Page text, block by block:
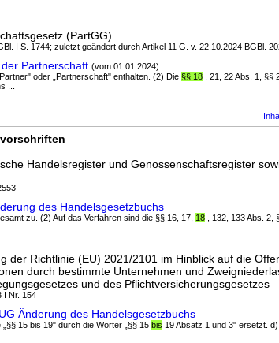
(PartGG)
I S. 1744; zuletzt geändert durch Artikel 11 G. v. 22.10.2024 BGBl.
Partnerschaft (vom 01.01.2024)
Partner" oder „Partnerschaft" enthalten. (2) Die §§ 18 , 21, 22 Abs. 1, §§
...
Handelsregister und Genossenschaftsregister
des Handelsgesetzbuchs
zu. (2) Auf das Verfahren sind die §§ 16, 17, 18 , 132, 133 Abs. 2,
der Richtlinie (EU) 2021/2101 im Hinblick auf die
durch bestimmte Unternehmen und
und des Pflichtversicherungsgesetzes
I Nr. 154
Änderung des Handelsgesetzbuchs
„§§ 15 bis 19" durch die Wörter „§§ 15 bis 19 Absatz 1 und 3" ersetzt.